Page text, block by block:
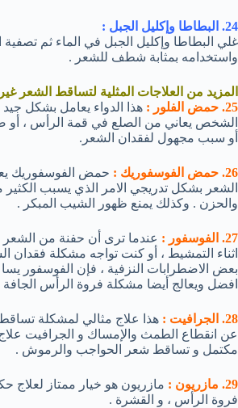
24. البطاطا وإكليل الجبل :
غلي البطاطا وإكليل الجبل في الماء ثم تصفية
واستخدامه بمثابة شطف للشعر .
المزيد من العلاجات المثلية لتساقط الشعر
25. حمض الفلور :
هذا الدواء يعامل بشكل
الشخص يعاني من الصلع في قمة الرأس ، أو
أو سبب مجهول لفقدان الشعر.
26. حمض الفوسفوريك :
حمض الفوسفوريك
الشعر بشكل تدريجي الامر الذي يسبب الكثير
والحزن . وكذلك يمنع ظهور الشيب المبكر .
27. الفوسفور :
عندما ترى أن حفنة من الشعر
اثناء التمشيط ، أو كنت تواجه مشكلة فقدان
بعض الاضطرابات النزفية ، فإن الفوسفور
افضل ويعالج أيضا مشكلة فروة الرأس الجافة
28. الجرافيت :
هذا علاج مثالي لمشكلة
عن انقطاع الطمث والإمساك و الجرافيت علاج
مكتمل و تساقط شعر الحواجب والرموش .
29. مازريون :
مازريون هو خيار ممتاز لعلاج
فروة الرأس ، و القشرة .